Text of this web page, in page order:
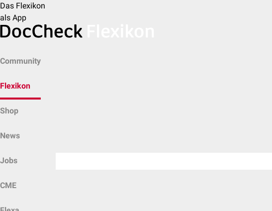
Das Flexikon
als App
Community
Flexikon
Shop
News
Jobs
CME